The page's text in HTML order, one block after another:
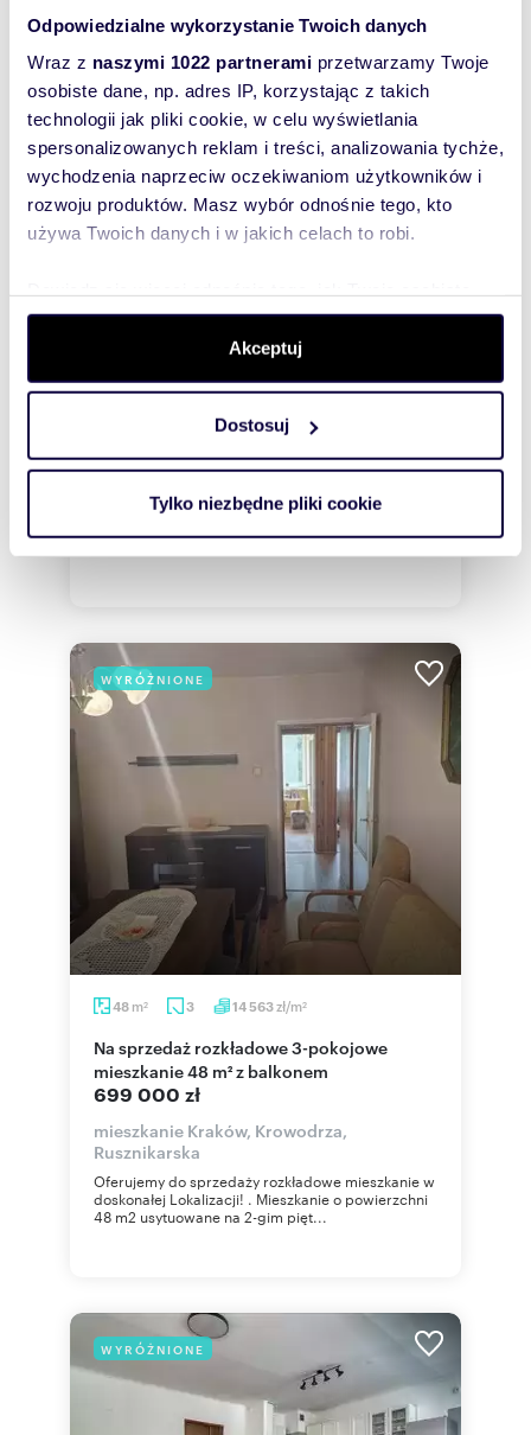
Odpowiedzialne wykorzystanie Twoich danych
Wraz z naszymi 1022 partnerami przetwarzamy Twoje
osobiste dane, np. adres IP, korzystając z takich
technologii jak pliki cookie, w celu wyświetlania
spersonalizowanych reklam i treści, analizowania tychże,
wychodzenia naprzeciw oczekiwaniom użytkowników i
rozwoju produktów. Masz wybór odnośnie tego, kto
używa Twoich danych i w jakich celach to robi.
dane są przetwarzane oraz ustaw własne preferencje w
. W Deklaracji plików cookie możesz
zmienić lub wycofać swoją zgodę w dowolnej chwili.
Wykorzystujemy pliki cookie do spersonalizowania treści
i reklam, aby oferować funkcje społecznościowe i
korzystasz z naszej witryny, udostępniamy partnerom
Akceptuj
Dostosuj
Tylko niezbędne pliki cookie
WYRÓŻNIONE
13 769zł/m
mieszkanie na sprzedaż 65m2
mieszkanie Kraków, Nowa Huta, 1000-lecia
Oferujemy do sprzedaży mieszkanie położone w
1000-lecia w Mistrzejowicach!. Mies...
WYRÓŻNIONE
48 m2 3 14 563zł/m2
Na sprzedaż rozkładowe 3-pokojowe
mieszkanie 48 m² z balkonem
699 000 zł
mieszkanie Kraków, Krowodrza,
Rusznikarska
Oferujemy do sprzedaży rozkładowe mieszkanie w
doskonałej Lokalizacji! . Mieszkanie o powierzchni
48 m2 usytuowane na 2-gim pięt...
WYRÓŻNIONE